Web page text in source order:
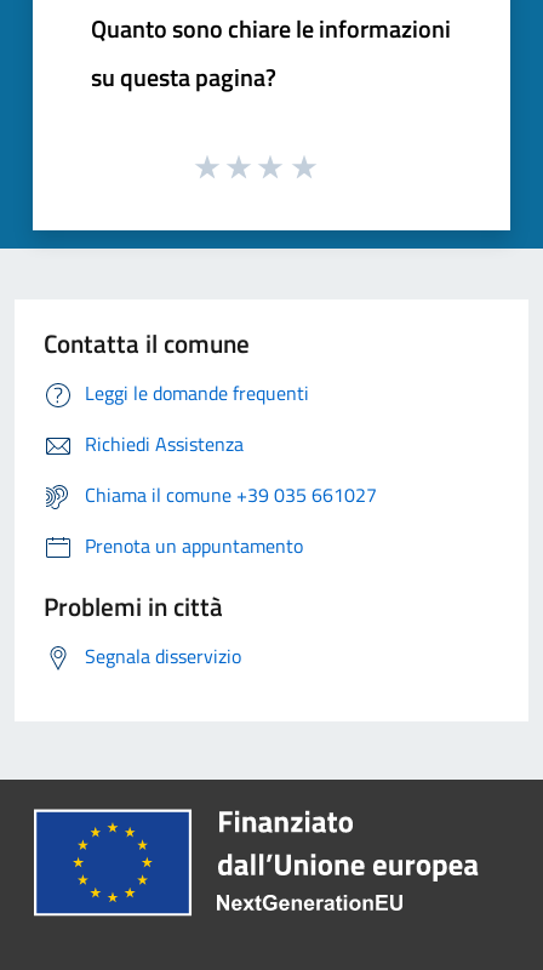
Quanto sono chiare le informazioni
su questa pagina?
Contatta il comune
Leggi le domande frequenti
Richiedi Assistenza
Chiama il comune +39 035 661027
Prenota un appuntamento
Problemi in città
Segnala disservizio